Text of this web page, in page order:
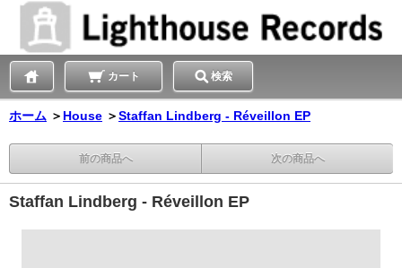
カート 検索
ホーム ＞ House ＞Staffan Lindberg - Réveillon EP
前の商品へ 次の商品へ
Staffan Lindberg - Réveillon EP